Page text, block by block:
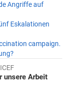
Angriffe auf
Eskalationen
campaign.
unsere Arbeit